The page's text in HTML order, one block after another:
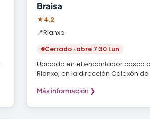
Braisa
★4.2
📍Rianxo
Cerrado · abre 7:30 Lun
Ubicado en el encantador casco
Rianxo, en la dirección Calexón do
Más información ❯